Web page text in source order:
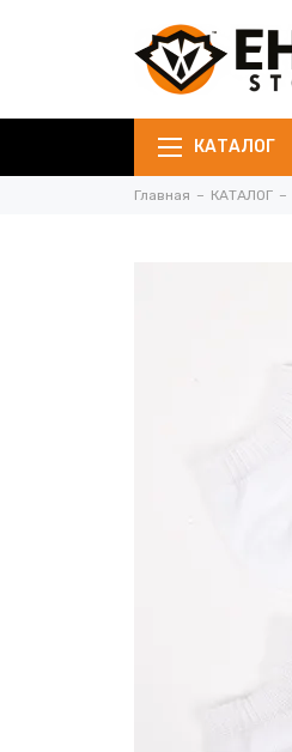
КАТАЛОГ
Главная КАТАЛОГ